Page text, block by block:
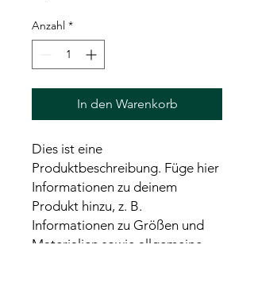
Anzahl *
In den Warenkorb
Dies ist eine
Produktbeschreibung. Füge hier
Informationen zu deinem
Produkt hinzu, z. B.
Informationen zu Größen und
Materialien sowie allgemeine